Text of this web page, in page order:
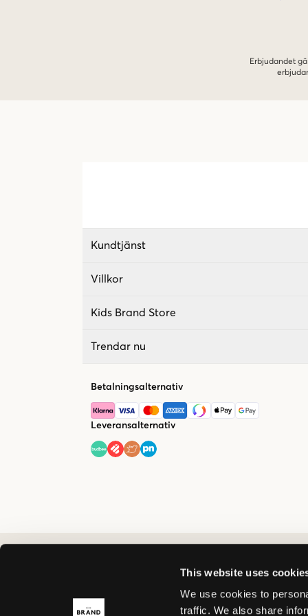
This website uses
We use cookies to
traffic. We also share
Erbjudandet
Kundtjänst
Villkor
Kids Brand Store
Trendar nu
Betalningsalternativ
Leveransalternativ